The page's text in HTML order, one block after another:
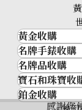
感謝您
黃金收購
黃金･金條
金條
金幣及銀幣
過去十年黃金
名牌手錶收購
名牌手錶收購
勞力士
Patek
名牌品收購
名牌品收購
HERMES
寶石和珠寶收
寶石和珠寶
鉑金收購
神奈